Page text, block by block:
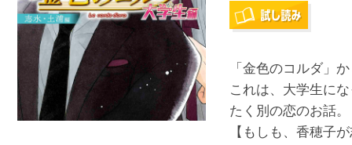
「金色のコルダ」
これは、大学生に
たく別の恋のお話。
【もしも、香穂子